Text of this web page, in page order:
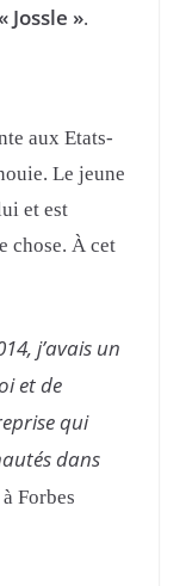
».
aux Etats-
Le jeune
et est
chose. À cet
j’avais un
et de
qui
dans
Forbes